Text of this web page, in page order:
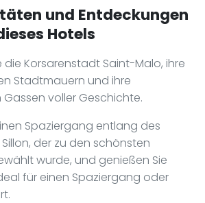
und Entdeckungen
Hotels
die Korsarenstadt Saint-Malo, ihre
Stadtmauern und ihre
voller Geschichte.
Spaziergang entlang des
der zu den schönsten
wurde, und genießen Sie
für einen Spaziergang oder